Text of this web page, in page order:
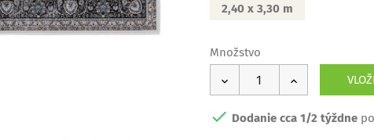
2,40 x 3,30 m
Množstvo
 Dodanie cca 1/2 týždne